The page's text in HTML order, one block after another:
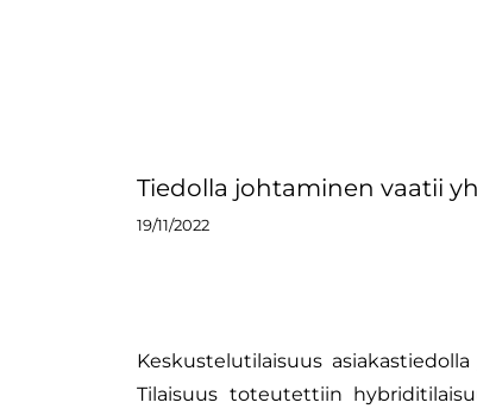
Tiedolla johtaminen vaatii
19/11/2022
Keskustelutilaisuus
Tilaisuus toteutettiin